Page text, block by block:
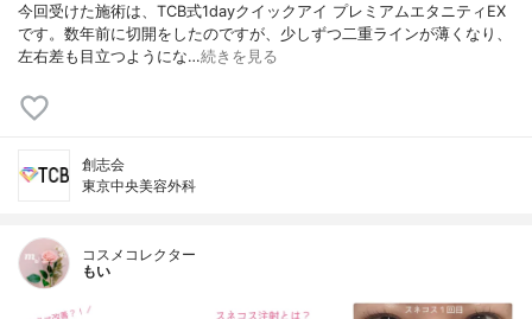
今回受けた施術は、TCB式1dayクイックアイ プレミアムエタニティEX
です。数年前に切開をしたのですが、少しずつ二重ラインが薄くなり、
左右差も目立つようにな…続きを見る
創志会
東京中央美容外科
コスメコレクター
もい